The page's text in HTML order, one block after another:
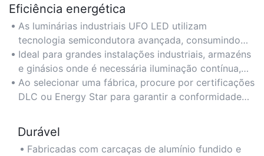
Eficiência energética
As luminárias industriais UFO LED utilizam
tecnologia semicondutora avançada, consumindo
até 50% menos energia do que as lâmpadas
tradicionais de iodetos metálicos ou fluorescentes,
mantendo ao mesmo tempo um brilho superior.
Ideal para grandes instalações industriais, armazéns
e ginásios onde é necessária iluminação contínua,
garantindo reduções nos custos de energia a longo
prazo.
Ao selecionar uma fábrica, procure por certificações
DLC ou Energy Star para garantir a conformidade
Durável
Fabricadas com carcaças de alumínio fundido e